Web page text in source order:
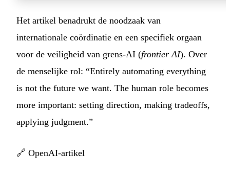
Het artikel benadrukt de noodzaak van
internationale coördinatie en een specifiek orgaan
voor de veiligheid van grens-AI (frontier AI). Over
de menselijke rol: “Entirely automating everything
is not the future we want. The human role becomes
more important: setting direction, making tradeoffs,
applying judgment.”
🔗 OpenAI-artikel